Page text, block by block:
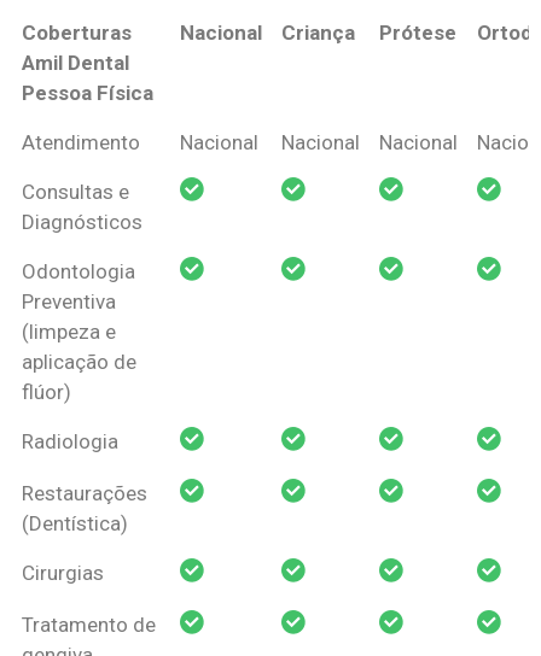
Coberturas
Amil Dental
Pessoa Física
Nacional Criança Prótese
Coberturas
Pessoa Física
Nacional Criança Prótese
Atendimento Nacional Nacional Nacional
Consultas e
Diagnósticos
Odontologia
Preventiva
(limpeza e
aplicação de
flúor)
Radiologia
Restaurações
(Dentística)
Cirurgias
Tratamento de